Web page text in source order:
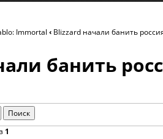
Immortal ‹ Blizzard начали банить
банить
1